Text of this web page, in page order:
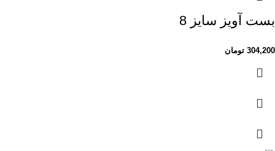
بست آویز سایز 8
304,200 تومان